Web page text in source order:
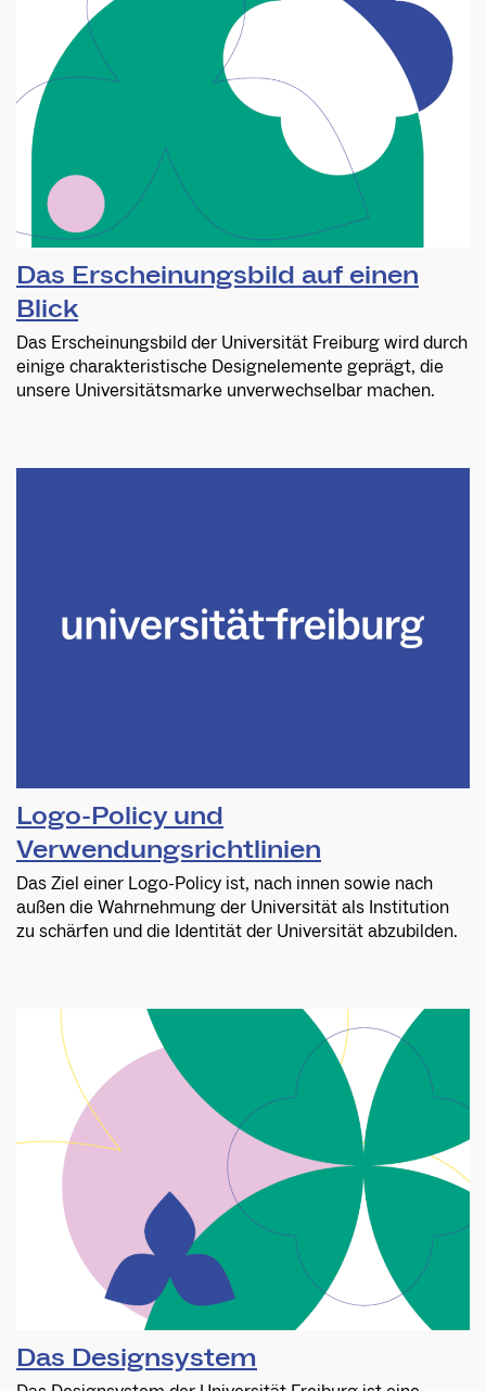
Das Erscheinungsbild auf einen
Blick
Das Erscheinungsbild der Universität Freiburg wird durch
einige charakteristische Designelemente geprägt, die
unsere Universitätsmarke unverwechselbar machen.
Logo-Policy und
Verwendungsrichtlinien
Das Ziel einer Logo-Policy ist, nach innen sowie nach
außen die Wahrnehmung der Universität als Institution
zu schärfen und die Identität der Universität abzubilden.
Das Designsystem